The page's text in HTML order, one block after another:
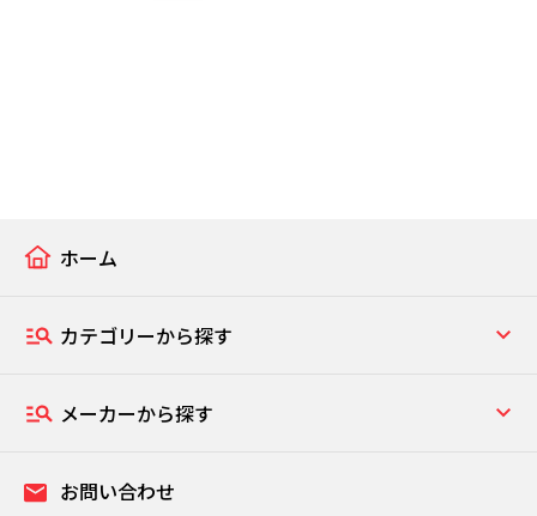
ホーム
カテゴリーから探す
メーカーから探す
お問い合わせ